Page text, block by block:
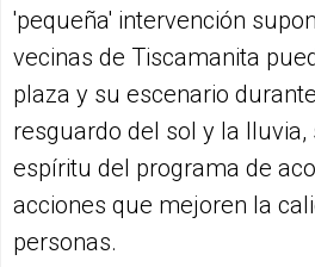
'pequeña' intervención
vecinas de Tiscamanita
plaza y su escenario
resguardo del sol y la lluvia,
espíritu del programa de
acciones que mejoren la
personas.